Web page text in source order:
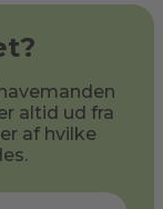
altid ud fra
af hvilke